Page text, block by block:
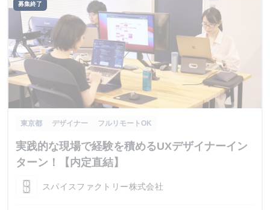
募集終了
東京都 デザイナー フルリモートOK
実践的な現場で経験を積めるUXデザイナーイン
ターン！【内定直結】
スパイスファクトリー株式会社